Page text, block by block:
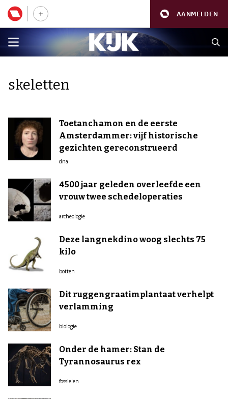
AANMELDEN
skeletten
Toetanchamon en de eerste
Amsterdammer: vijf historische
gezichten gereconstrueerd
dna
4500 jaar geleden overleefde een
vrouw twee schedeloperaties
archeologie
Deze langnekdino woog slechts 75
kilo
botten
Dit ruggengraatimplantaat verhelpt
verlamming
biologie
Onder de hamer: Stan de
Tyrannosaurus rex
fossielen